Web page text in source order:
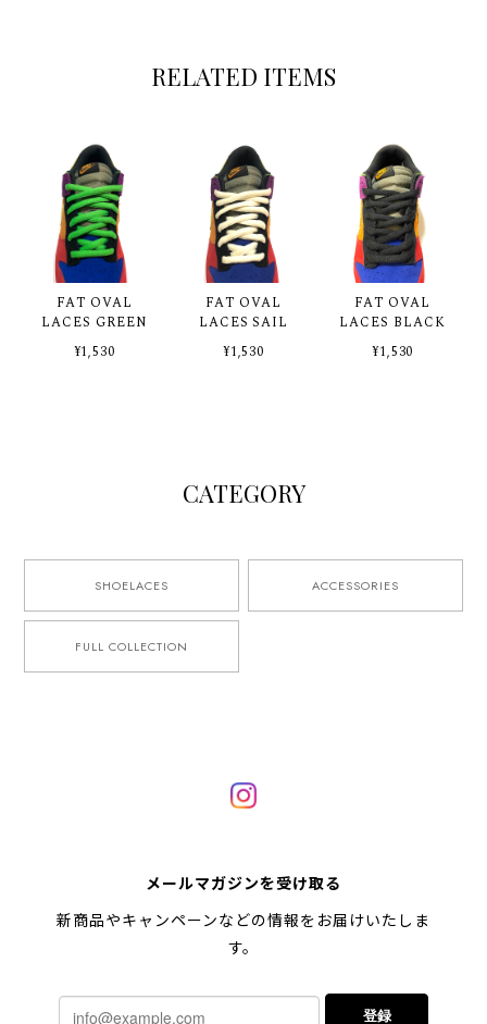
RELATED ITEMS
FAT OVAL
LACES GREEN
¥1,530
FAT OVAL
LACES SAIL
¥1,530
FAT OVAL
LACES BLACK
¥1,530
CATEGORY
SHOELACES ACCESSORIES
FULL COLLECTION
メールマガジンを受け取る
新商品やキャンペーンなどの情報をお届けいたしま
す。
登録